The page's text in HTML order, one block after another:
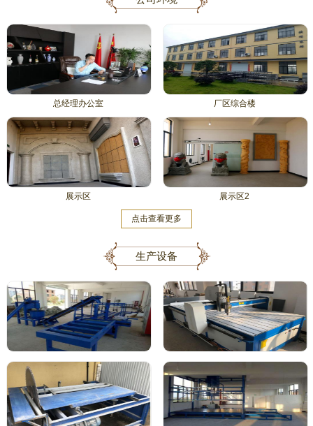
总经理办公室 厂区综合楼
展示区 展示区2
点击查看更多
生产设备